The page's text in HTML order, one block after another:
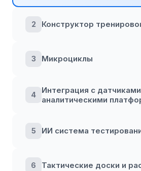
2 Конструктор
3 Микроциклы
4
Интеграция с
аналитическими
5 ИИ система
6 Тактические доски и